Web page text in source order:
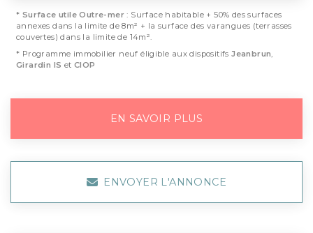
* Surface utile Outre-mer : Surface habitable + 50% des surfaces
annexes dans la limite de 8m² + la surface des varangues (terrasses
couvertes) dans la limite de 14m².
* Programme immobilier neuf éligible aux dispositifsJeanbrun,
Girardin IS etCIOP
EN SAVOIR PLUS
ENVOYER L'ANNONCE